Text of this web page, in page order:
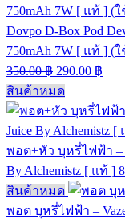
Dovpo D-Box Pod
750mAh 7W [ แท้ ] (
350.00฿ 290.00 ฿
สินค้าหมด
พอต+หัว บุหรี่ไฟฟ้า –
By Alchemistz [ แท้ ]
สินค้าหมด
พอต บุหรี่ไฟฟ้า –